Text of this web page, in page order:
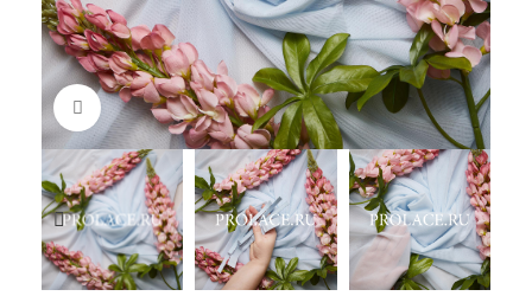
Нажмите, чтобы увеличить